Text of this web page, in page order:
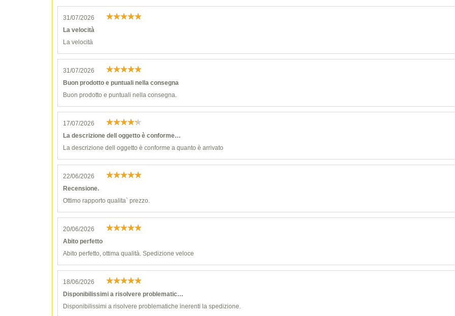
31/07/2026
La velocità
La velocità
31/07/2026
Buon prodotto e puntuali nella consegna
Buon prodotto e puntuali nella consegna.
17/07/2026
La descrizione dell oggetto è conforme…
La descrizione dell oggetto è conforme a quanto è arrivato
22/06/2026
Recensione.
Ottimo rapporto qualita` prezzo.
20/06/2026
Abito perfetto
Abito perfetto, ottima qualità. Spedizione veloce
18/06/2026
Disponibilissimi a risolvere problematic…
Disponibilissimi a risolvere problematiche inerenti la spedizione.